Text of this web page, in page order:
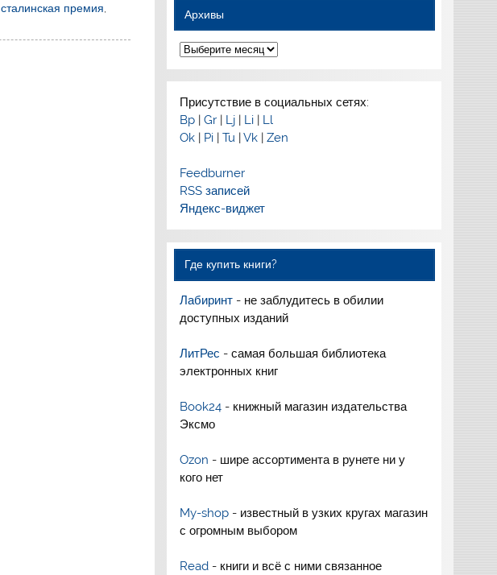
сталинская премия Архивы
Архивы
Присутствие в социальных сетях:
Bp| Gr| Lj| Li| Ll
Ok| Pi| Tu | Vk| Zen
Feedburner
RSS записей
Яндекс-виджет
Где купить книги?
Лабиринт- не заблудитесь в обилии
доступных изданий
ЛитРес - самая большая библиотека
электронных книг
Book24- книжный магазин издательства
Эксмо
Ozon - шире ассортимента в рунете ни у
кого нет
My-shop- известный в узких кругах магазин
с огромным выбором
Read- книги и всё с ними связанное